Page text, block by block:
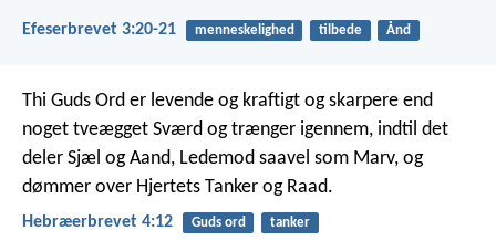
Efeserbrevet 3:20-21 menneskelighed tilbede Ånd
Thi Guds Ord er levende og kraftigt og skarpere end
noget tveægget Sværd og trænger igennem, indtil det
deler Sjæl og Aand, Ledemod saavel som Marv, og
dømmer over Hjertets Tanker og Raad.
Hebræerbrevet 4:12 Guds ord tanker